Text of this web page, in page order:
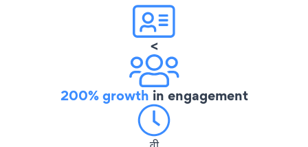
<
200% growth in engagement